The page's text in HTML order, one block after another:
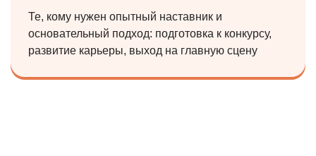
Те, кому нужен опытный наставник и
основательный подход: подготовка к конкурсу,
развитие карьеры, выход на главную сцену